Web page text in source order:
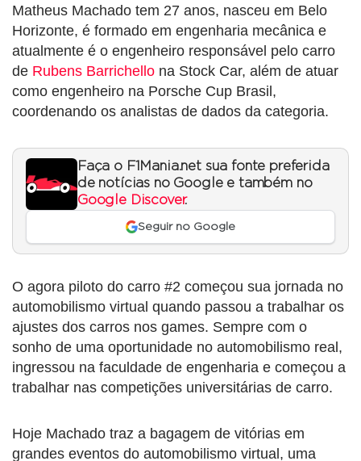
Matheus Machado tem 27 anos, nasceu em Belo
Horizonte, é formado em engenharia mecânica e
atualmente é o engenheiro responsável pelo carro
de Rubens Barrichello na Stock Car, além de atuar
como engenheiro na Porsche Cup Brasil,
coordenando os analistas de dados da categoria.
Faça o F1Mania.net sua fonte preferida
de notícias no Google e também no
Google Discover.
Seguir no Google
O agora piloto do carro #2 começou sua jornada no
automobilismo virtual quando passou a trabalhar os
ajustes dos carros nos games. Sempre com o
sonho de uma oportunidade no automobilismo real,
ingressou na faculdade de engenharia e começou a
trabalhar nas competições universitárias de carro.
Hoje Machado traz a bagagem de vitórias em
grandes eventos do automobilismo virtual, uma